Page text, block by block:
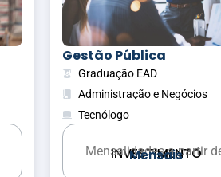
Gestão Financeira
Graduação EAD
Administração e Negócios
Tecnólogo
INVESTIMENTO
Mensalidades a partir
Mensais